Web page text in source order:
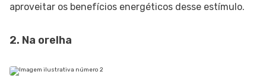
aproveitar os benefícios energéticos desse estímulo.
2. Na orelha